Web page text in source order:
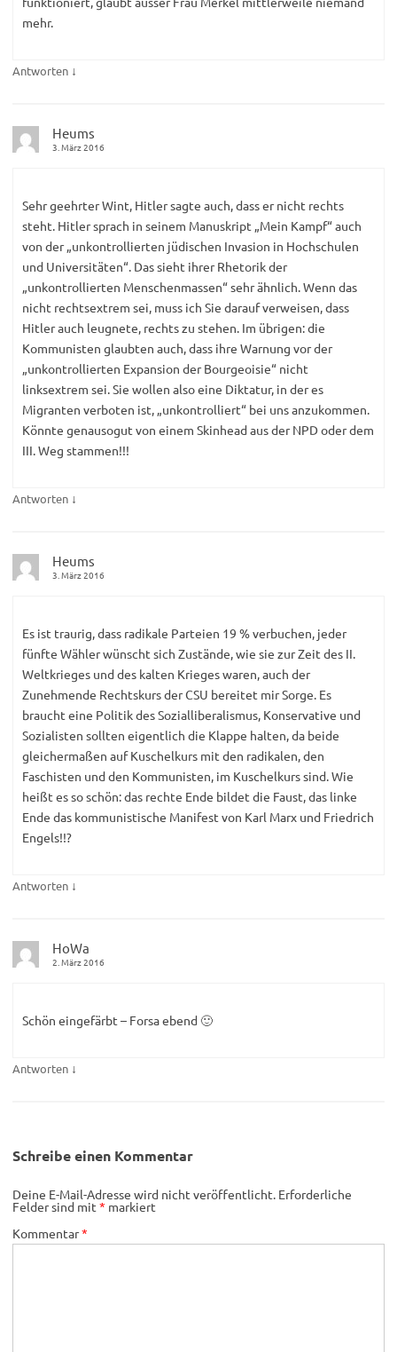
mehr.
Antworten ↓
Heums
3. März 2016
Sehr geehrter Wint, Hitler sagte auch, dass er nicht rechts
steht. Hitler sprach in seinem Manuskript „Mein Kampf“ auch
von der „unkontrollierten jüdischen Invasion in Hochschulen
und Universitäten“. Das sieht ihrer Rhetorik der
„unkontrollierten Menschenmassen“ sehr ähnlich. Wenn das
nicht rechtsextrem sei, muss ich Sie darauf verweisen, dass
Hitler auch leugnete, rechts zu stehen. Im übrigen: die
Kommunisten glaubten auch, dass ihre Warnung vor der
„unkontrollierten Expansion der Bourgeoisie“ nicht
linksextrem sei. Sie wollen also eine Diktatur, in der es
Migranten verboten ist, „unkontrolliert“ bei uns anzukommen.
Könnte genausogut von einem Skinhead aus der NPD oder dem
III. Weg stammen!!!
Antworten ↓
Heums
3. März 2016
Es ist traurig, dass radikale Parteien 19 % verbuchen, jeder
fünfte Wähler wünscht sich Zustände, wie sie zur Zeit des II.
Weltkrieges und des kalten Krieges waren, auch der
Zunehmende Rechtskurs der CSU bereitet mir Sorge. Es
braucht eine Politik des Sozialliberalismus, Konservative und
Sozialisten sollten eigentlich die Klappe halten, da beide
gleichermaßen auf Kuschelkurs mit den radikalen, den
Faschisten und den Kommunisten, im Kuschelkurs sind. Wie
heißt es so schön: das rechte Ende bildet die Faust, das linke
Ende das kommunistische Manifest von Karl Marx und Friedrich
Engels!!?
Antworten ↓
HoWa
2. März 2016
Schön eingefärbt – Forsa ebend 🙂
Antworten ↓
Schreibe einen Kommentar
Deine E-Mail-Adresse wird nicht veröffentlicht. Erforderliche
Felder sind mit * markiert
Kommentar*